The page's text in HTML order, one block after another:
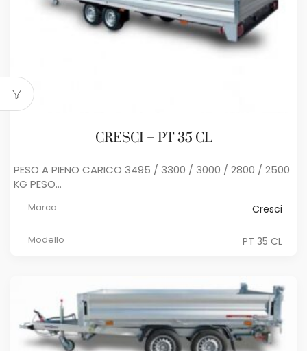
CRESCI – PT 35 CL
PESO A PIENO CARICO 3495 / 3300 / 3000 / 2800 / 2500
KG PESO...
Marca Cresci
Modello PT 35 CL